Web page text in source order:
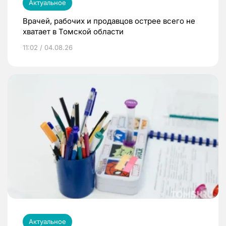
Актуальное
Врачей, рабочих и продавцов острее всего не
хватает в Томской области
11:02 / 04.08.26
Актуальное